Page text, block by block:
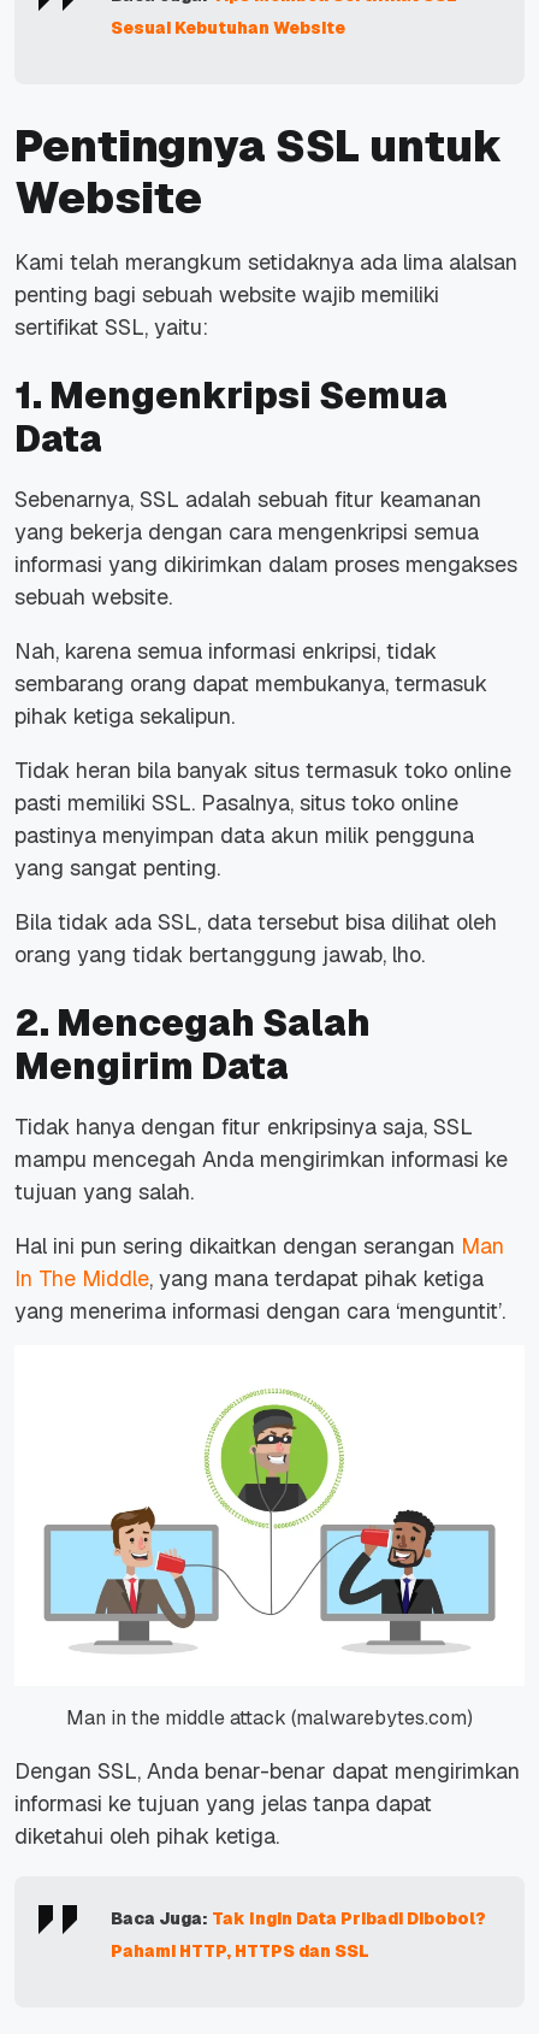
Sesuai Kebutuhan Website
Pentingnya SSL untuk
Website
Kami telah merangkum setidaknya ada lima alalsan
penting bagi sebuah website wajib memiliki
sertifikat SSL, yaitu:
1. Mengenkripsi Semua
Data
Sebenarnya, SSL adalah sebuah fitur keamanan
yang bekerja dengan cara mengenkripsi semua
informasi yang dikirimkan dalam proses mengakses
sebuah website.
Nah, karena semua informasi enkripsi, tidak
sembarang orang dapat membukanya, termasuk
pihak ketiga sekalipun.
Tidak heran bila banyak situs termasuk toko online
pasti memiliki SSL. Pasalnya, situs toko online
pastinya menyimpan data akun milik pengguna
yang sangat penting.
Bila tidak ada SSL, data tersebut bisa dilihat oleh
orang yang tidak bertanggung jawab, lho.
2. Mencegah Salah
Mengirim Data
Tidak hanya dengan fitur enkripsinya saja, SSL
mampu mencegah Anda mengirimkan informasi ke
tujuan yang salah.
Hal ini pun sering dikaitkan dengan serangan Man
In The Middle, yang mana terdapat pihak ketiga
yang menerima informasi dengan cara ‘menguntit’.
Man in the middle attack (malwarebytes.com)
Dengan SSL, Anda benar-benar dapat mengirimkan
informasi ke tujuan yang jelas tanpa dapat
diketahui oleh pihak ketiga.
Baca Juga: Tak Ingin Data Pribadi Dibobol?
Pahami HTTP, HTTPS dan SSL